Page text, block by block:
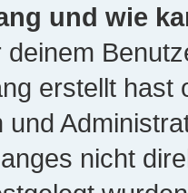
und wie
deinem
erstellt
und
nicht